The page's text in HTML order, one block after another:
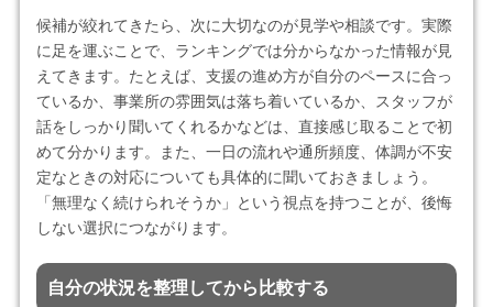
候補が絞れてきたら、次に大切なのが見学や相談です。実際
に足を運ぶことで、ランキングでは分からなかった情報が見
えてきます。たとえば、支援の進め方が自分のペースに合っ
ているか、事業所の雰囲気は落ち着いているか、スタッフが
話をしっかり聞いてくれるかなどは、直接感じ取ることで初
めて分かります。また、一日の流れや通所頻度、体調が不安
定なときの対応についても具体的に聞いておきましょう。
「無理なく続けられそうか」という視点を持つことが、後悔
しない選択につながります。
自分の状況を整理してから比較する